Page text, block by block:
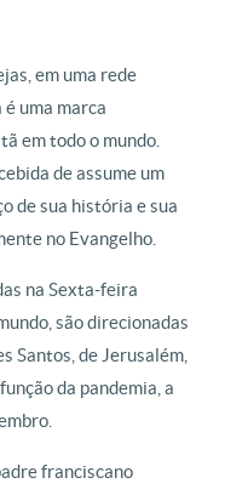
em uma rede
uma marca
em todo o mundo.
de assume um
de sua história e sua
no Evangelho.
na Sexta-feira
são direcionadas
Santos, de Jerusalém,
da pandemia, a
franciscano